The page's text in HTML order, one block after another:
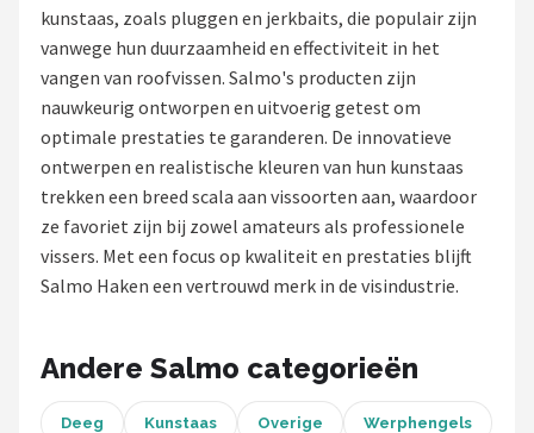
Hengels
Molens
Dobbers
Kunstaas
Shop
Westin
Spro
kunstaas, zoals pluggen en jerkbaits, die populair zijn
vanwege hun duurzaamheid en effectiviteit in het
vangen van roofvissen. Salmo's producten zijn
nauwkeurig ontworpen en uitvoerig getest om
optimale prestaties te garanderen. De innovatieve
ontwerpen en realistische kleuren van hun kunstaas
trekken een breed scala aan vissoorten aan, waardoor
ze favoriet zijn bij zowel amateurs als professionele
vissers. Met een focus op kwaliteit en prestaties blijft
Salmo Haken een vertrouwd merk in de visindustrie.
Andere Salmo categorieën
Deeg Kunstaas Overige Werphengels